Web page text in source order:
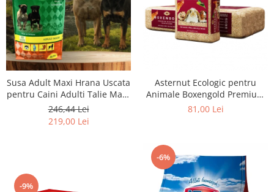
Susa Adult Maxi Hrana Uscata
pentru Caini Adulti Talie Mare
- 20kg
246,44 Lei
219,00 Lei
Asternut Ecologic pentru
Animale Boxengold Premium
Ecostreu 20kg
81,00 Lei
-9%
-6%